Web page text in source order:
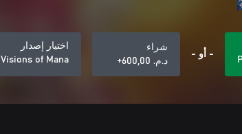
- أو -
شراء
د.م.‏ 600,00+
اختيار إصدار
Visions of Mana